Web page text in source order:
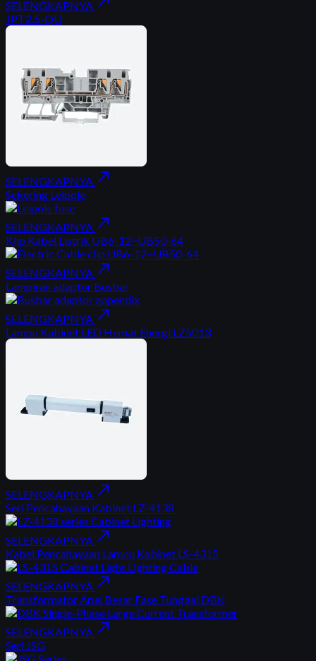
SELENGKAPNYA
JPT2.5-QU
SELENGKAPNYA north_east
Sekering Leipole
SELENGKAPNYA north_east
Klip Kabel Listrik UB6-12~UB50-64
SELENGKAPNYA north_east
Lampiran adaptor Busbar
SELENGKAPNYA north_east
Lampu Kabinet LED Hemat Energi LZ5013
SELENGKAPNYA north_east
Seri Pencahayaan Kabinet LZ-4138
SELENGKAPNYA north_east
Kabel Pencahayaan Lampu Kabinet LS-4315
SELENGKAPNYA north_east
Transformator Arus Besar Fase Tunggal DBK
SELENGKAPNYA north_east
Seri JSG